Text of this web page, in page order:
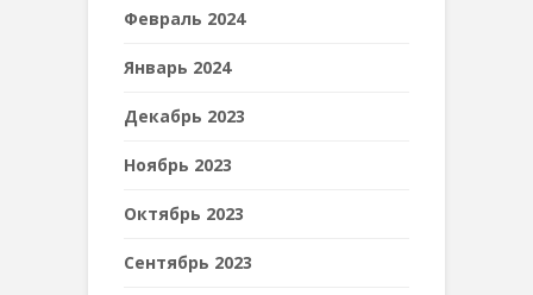
Февраль 2024
Январь 2024
Декабрь 2023
Ноябрь 2023
Октябрь 2023
Сентябрь 2023